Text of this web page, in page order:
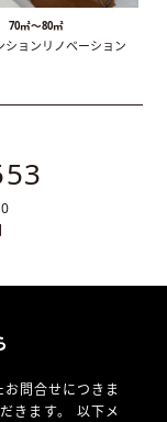
70㎡〜80㎡
ションリノベーション
問合せにつきま
きます。 以下メ